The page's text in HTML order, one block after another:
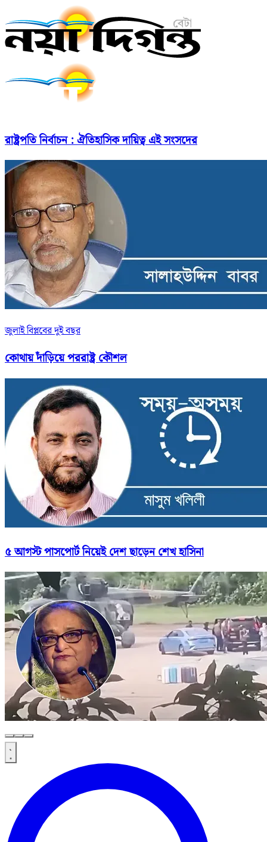
রাষ্ট্রপতি নির্বাচন : ঐতিহাসিক দায়িত্ব এই সংসদের
জুলাই বিপ্লবের দুই বছর
কোথায় দাঁড়িয়ে পররাষ্ট্র কৌশল
৫ আগস্ট পাসপোর্ট নিয়েই দেশ ছাড়েন শেখ হাসিনা